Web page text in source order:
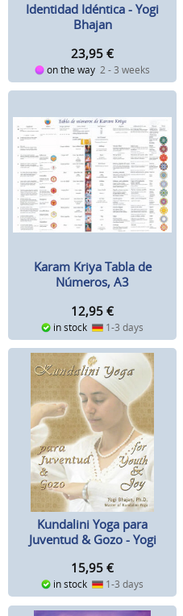
Identidad Idéntica - Yogi
Bhajan
23,95 €
on the way 2 - 3 weeks
Karam Kriya Tabla de
Números, A3
12,95 €
in stock 1-3 days
Kundalini Yoga para
Juventud & Gozo - Yogi
15,95 €
in stock 1-3 days